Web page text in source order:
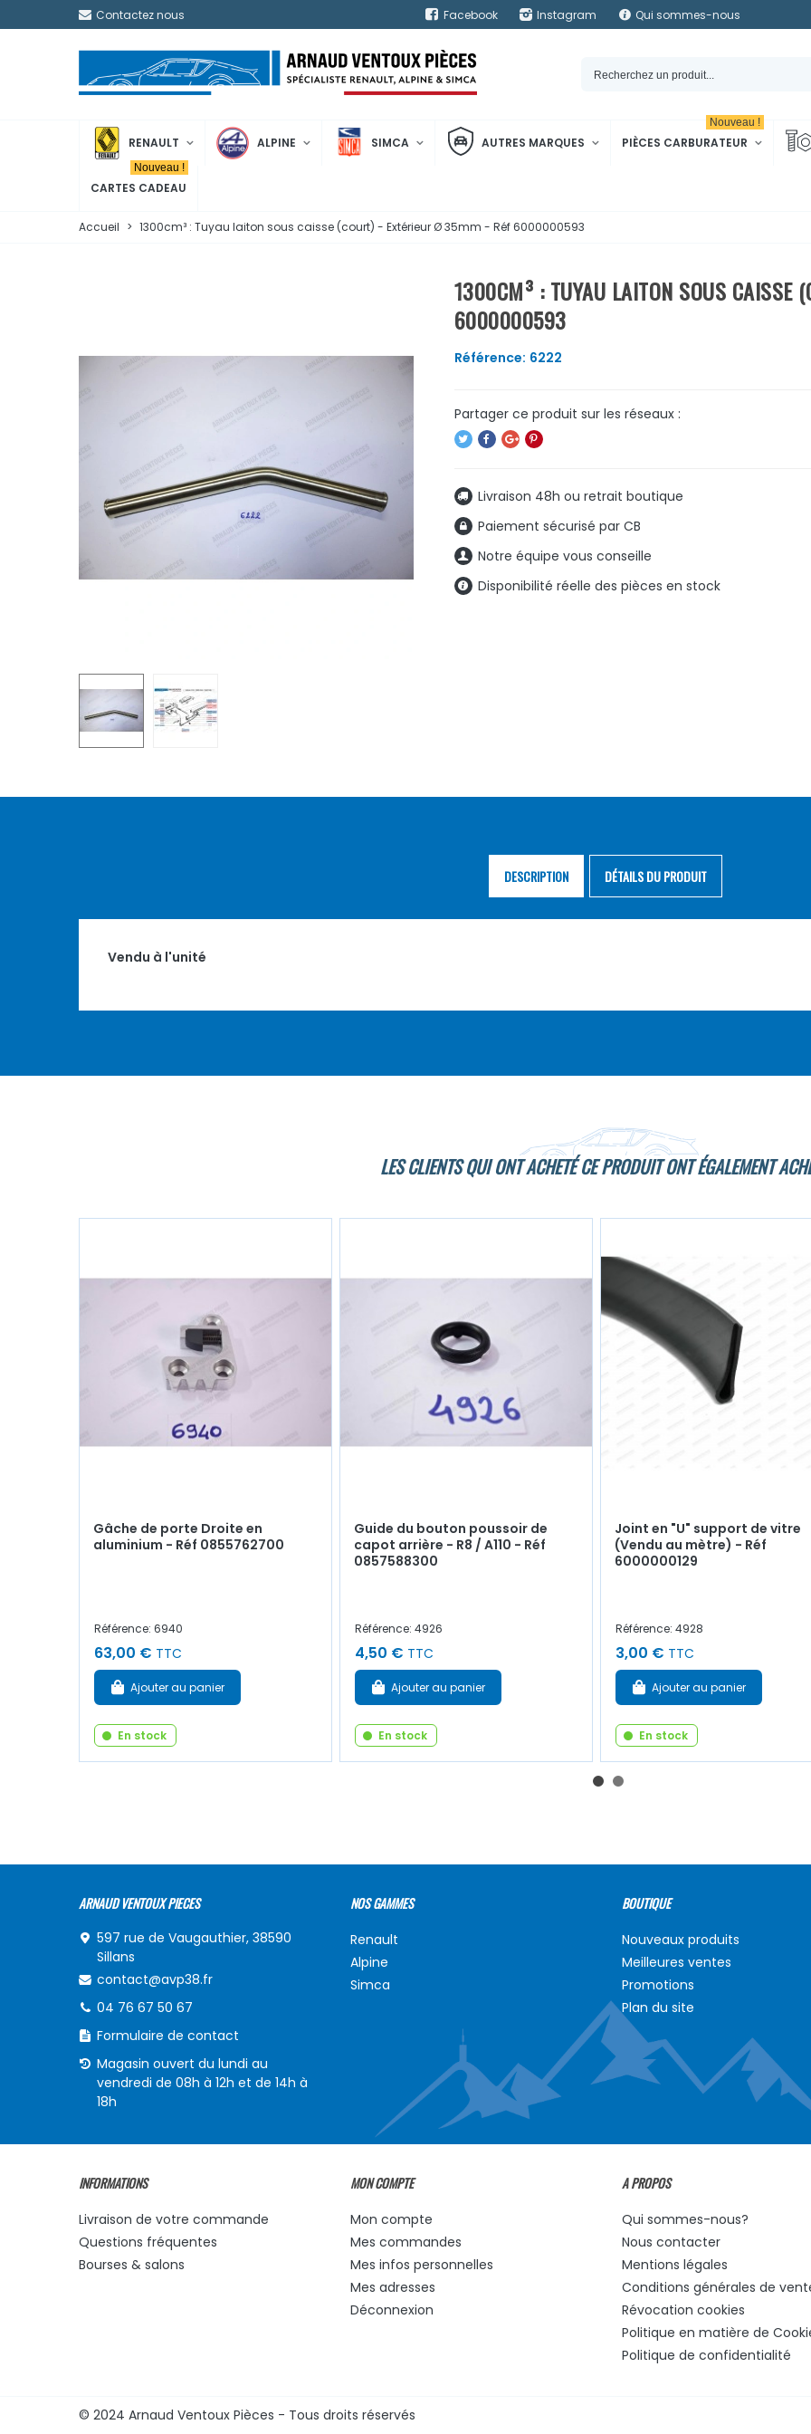
Contactez nous Facebook Instagram Qui sommes-nous
RENAULT ALPINE SIMCA AUTRES MARQUES PIÈCES CARBURATEUR
Nouveau !
CARTES CADEAU
Nouveau !
Accueil > 1300cm³ : Tuyau laiton sous caisse (court) - Extérieur Ø 35mm - Réf 6000000593
1300CM³ : TUYAU LAITON SOUS CAISSE
6000000593
Référence: 6222
Livraison 48h ou retrait boutique
Paiement sécurisé par CB
Notre équipe vous conseille
Disponibilité réelle des pièces en stock
DESCRIPTION DÉTAILS DU PRODUIT
Vendu à l'unité
LES CLIENTS QUI ONT ACHETÉ CE PRODUIT ONT ÉGALEMENT
Gâche de porte Droite en
aluminium - Réf 0855762700
Référence: 6940
63,00 € TTC
Ajouter au panier
En stock
Guide du bouton poussoir de
capot arrière - R8 / A110 - Réf
0857588300
Référence: 4926
4,50 € TTC
Ajouter au panier
En stock
Joint en "U" support de vitre
(Vendu au mètre) - Réf
6000000129
Référence: 4928
3,00 € TTC
Ajouter au panier
En stock
ARNAUD VENTOUX PIECES
597 rue de Vaugauthier, 38590
Sillans
contact@avp38.fr
04 76 67 50 67
Formulaire de contact
Magasin ouvert du lundi au
vendredi de 08h à 12h et de 14h à
18h
NOS GAMMES
Renault
Alpine
Simca
BOUTIQUE
Nouveaux produits
Meilleures ventes
Promotions
Plan du site
INFORMATIONS
Livraison de votre commande
Questions fréquentes
Bourses & salons
MON COMPTE
Mon compte
Mes commandes
Mes infos personnelles
Mes adresses
Déconnexion
A PROPOS
Qui sommes-nous?
Nous contacter
Mentions légales
Conditions générales de
Révocation cookies
Politique en matière de
Politique de confidentialité
© 2024 Arnaud Ventoux Pièces - Tous droits réservés